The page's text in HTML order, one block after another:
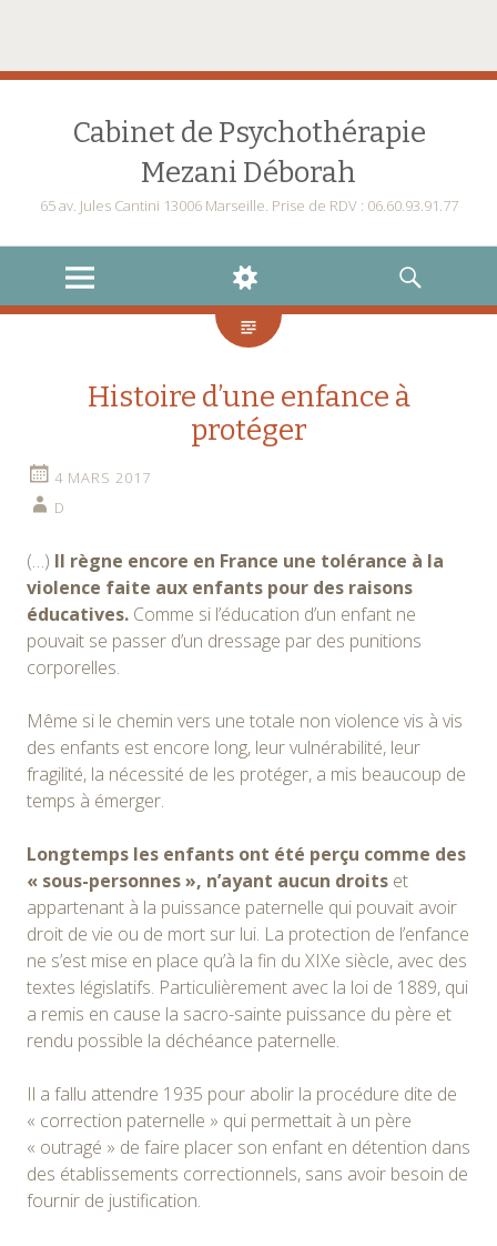
Cabinet de Psychothérapie
Mezani Déborah
65 av. Jules Cantini 13006 Marseille. Prise de RDV : 06.60.93.91.77
MENU
WIDGETS
RECHERCHE
Histoire d’une enfance à
protéger
4 MARS 2017
D
(…) Il règne encore en France une tolérance à la
violence faite aux enfants pour des raisons
éducatives. Comme si l’éducation d’un enfant ne
pouvait se passer d’un dressage par des punitions
corporelles.
Même si le chemin vers une totale non violence vis à vis
des enfants est encore long, leur vulnérabilité, leur
fragilité, la nécessité de les protéger, a mis beaucoup de
temps à émerger.
Longtemps les enfants ont été perçu comme des
« sous-personnes », n’ayant aucun droits et
appartenant à la puissance paternelle qui pouvait avoir
droit de vie ou de mort sur lui. La protection de l’enfance
ne s’est mise en place qu’à la fin du XIXe siècle, avec des
textes législatifs. Particulièrement avec la loi de 1889, qui
a remis en cause la sacro-sainte puissance du père et
rendu possible la déchéance paternelle.
Il a fallu attendre 1935 pour abolir la procédure dite de
« correction paternelle » qui permettait à un père
« outragé » de faire placer son enfant en détention dans
des établissements correctionnels, sans avoir besoin de
fournir de justification.